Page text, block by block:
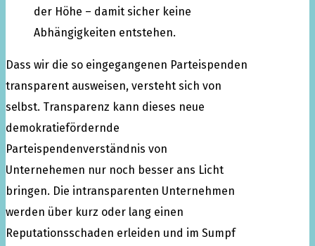
der Höhe – damit sicher keine
Abhängigkeiten entstehen.
Dass wir die so eingegangenen Parteispenden
transparent ausweisen, versteht sich von
selbst. Transparenz kann dieses neue
demokratiefördernde
Parteispendenverständnis von
Unternehemen nur noch besser ans Licht
bringen. Die intransparenten Unternehmen
werden über kurz oder lang einen
Reputationsschaden erleiden und im Sumpf